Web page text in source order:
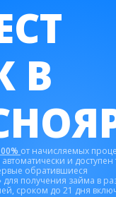
В
от начисляемых
и доступен
обратившиеся
получения займа в
сроком до 21 дня